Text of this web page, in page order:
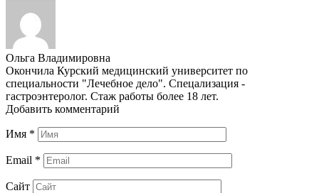
Ольга Владимировна
Окончила Курский медицинский университет по
специальности "Лечебное дело". Спецализация -
гастроэнтеролог. Стаж работы более 18 лет.
Добавить комментарий
Имя *
Email *
Сайт